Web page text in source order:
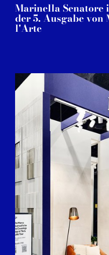
Marinella Senatore
der 5. Ausgabe von
l'Arte